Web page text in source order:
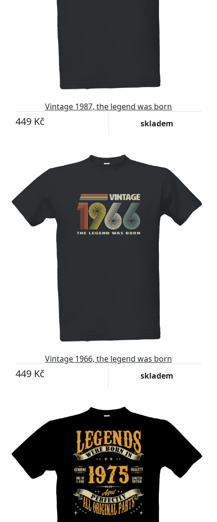
Vintage 1987, the legend was born
449 Kč skladem
Vintage 1966, the legend was born
449 Kč skladem